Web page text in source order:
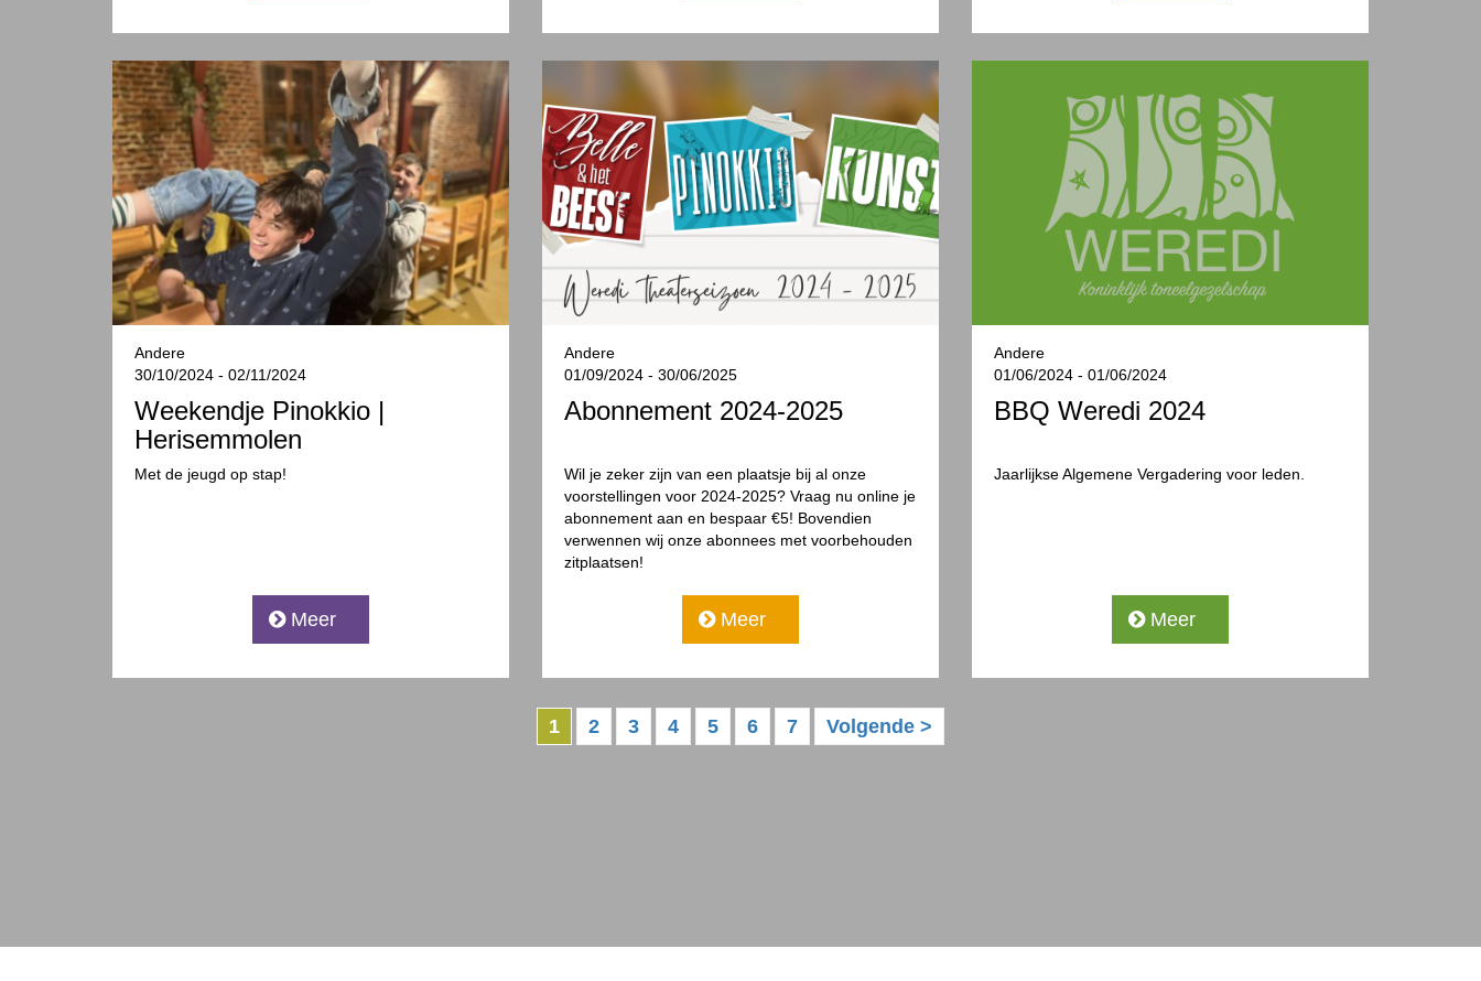
Andere
30/10/2024 - 02/11/2024
Weekendje Pinokkio |
Herisemmolen
Met de jeugd op stap!
Meer
Andere
01/09/2024 - 30/06/2025
Abonnement 2024-2025
Wil je zeker zijn van een plaatsje bij al onze
voorstellingen voor 2024-2025? Vraag nu online je
abonnement aan en bespaar €5! Bovendien
verwennen wij onze abonnees met voorbehouden
zitplaatsen!
Meer
Andere
01/06/2024 - 01/06/2024
BBQ Weredi 2024
Jaarlijkse Algemene Vergadering voor leden.
Meer
1 2 3 4 5 6 7 Volgende >